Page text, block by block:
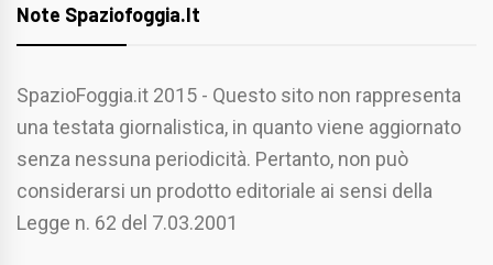
Note Spaziofoggia.it
SpazioFoggia.it 2015 - Questo sito non rappresenta
una testata giornalistica, in quanto viene aggiornato
senza nessuna periodicità. Pertanto, non può
considerarsi un prodotto editoriale ai sensi della
Legge n. 62 del 7.03.2001